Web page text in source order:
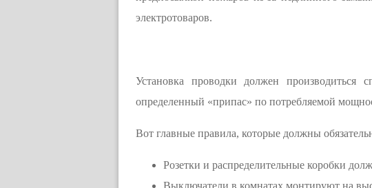
электротоваров.
Установка проводки должен
определенный «припас» по потребляемой
Вот главные правила, которые должны
Розетки и распределительные коробки
Выключатели в комнатах монтируют на